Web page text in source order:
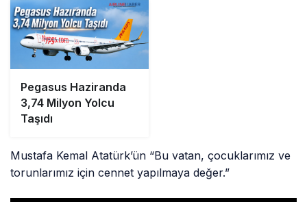
Pegasus Haziranda
3,74 Milyon Yolcu
Taşıdı
Mustafa Kemal Atatürk’ün “Bu vatan, çocuklarımız ve
torunlarımız için cennet yapılmaya değer.”